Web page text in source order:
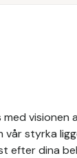
med visionen
vår styrka
efter dina